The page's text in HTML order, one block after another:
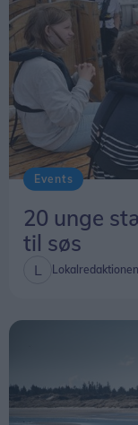
Events
20 unge
til søs
Lokalredaktionen